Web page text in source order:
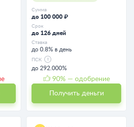
Сумма
до 100 000 ₽
Срок
до 126 дней
Ставка
до 0.8% в день
ПСК
до 292.000%
90% — одобрение
Получить деньги